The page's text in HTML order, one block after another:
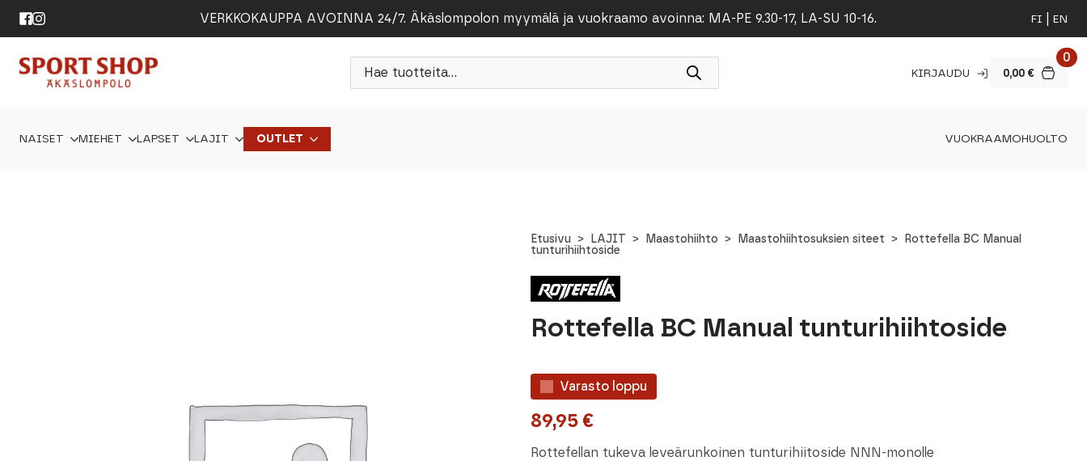
VERKKOKAUPPA AVOINNA 24/7. Äkäslompolon myymälä ja vuokraamo avoinna: MA-PE 9.30-17, LA-SU 10-16. FI EN
Products
search
KIRJAUDU 0,00 €
0
NAISET MIEHET LAPSET LAJIT OUTLET VUOKRAAMOHUOLTO
Etusivu LAJIT Maastohiihto Maastohiihtosuksien siteet
Rottefella BC Manual
tunturihiihtoside
Rottefella BC Manual tunturihiihtoside
Varasto loppu
89,95 €
Rottefellan tukeva leveärunkoinen tunturihiitoside NNN-monolle